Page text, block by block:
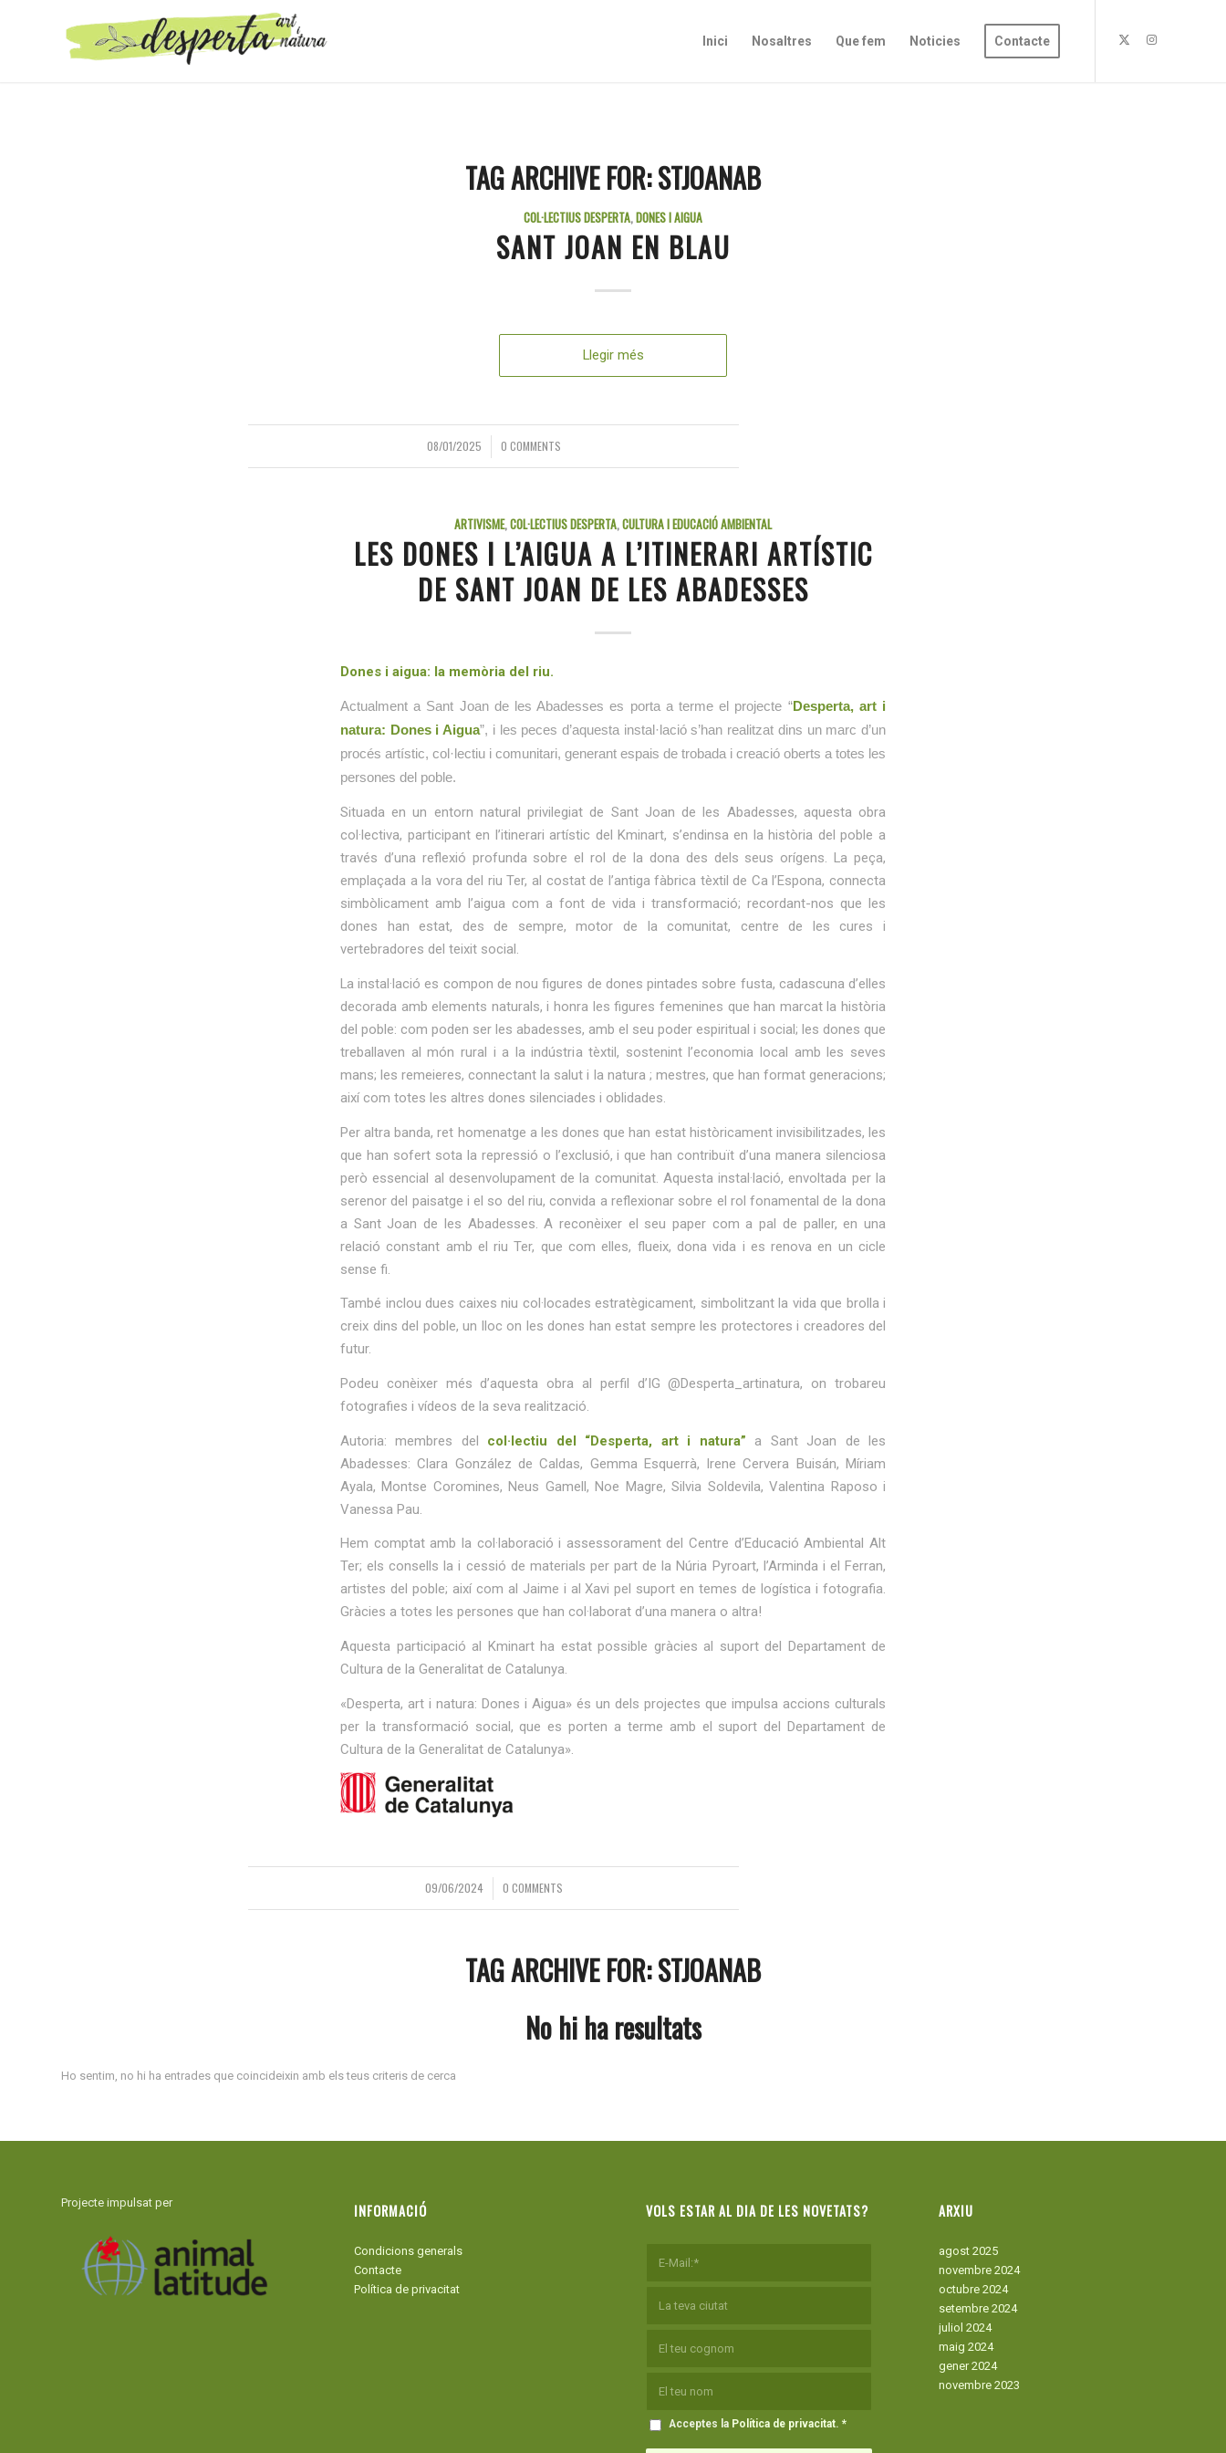
Inici Nosaltres Que fem Noticies Contacte
TAG ARCHIVE FOR:STJOANAB
COL·LECTIUS DESPERTA,DONES I AIGUA
SANT JOAN EN BLAU
Llegir més
08/01/2025
/ 0 COMMENTS
ARTIVISME,COL·LECTIUS DESPERTA,CULTURA I EDUCACIÓ AMBIENTAL
LES DONES I L’AIGUA A L’ITINERARI ARTÍSTIC
DE SANT JOAN DE LES ABADESSES
Dones i aigua: la memòria del riu.
Actualment a Sant Joan de les Abadesses es porta a terme el projecte “Desperta, art i
natura: Dones i Aigua”, i les peces d’aquesta instal·lació s’han realitzat dins un marc d’un
procés artístic, col·lectiu i comunitari, generant espais de trobada i creació oberts a totes les
persones del poble.
Situada en un entorn natural privilegiat de Sant Joan de les Abadesses, aquesta obra
col·lectiva, participant en l’itinerari artístic del Kminart, s’endinsa en la història del poble a
través d’una reflexió profunda sobre el rol de la dona des dels seus orígens. La peça,
emplaçada a la vora del riu Ter, al costat de l’antiga fàbrica tèxtil de Ca l’Espona, connecta
simbòlicament amb l’aigua com a font de vida i transformació; recordant-nos que les
dones han estat, des de sempre, motor de la comunitat, centre de les cures i
vertebradores del teixit social.
La instal·lació es compon de nou figures de dones pintades sobre fusta, cadascuna d’elles
decorada amb elements naturals, i honra les figures femenines que han marcat la història
del poble: com poden ser les abadesses, amb el seu poder espiritual i social; les dones que
treballaven al món rural i a la indústria tèxtil, sostenint l’economia local amb les seves
mans; les remeieres, connectant la salut i la natura ; mestres, que han format generacions;
així com totes les altres dones silenciades i oblidades.
Per altra banda, ret homenatge a les dones que han estat històricament invisibilitzades, les
que han sofert sota la repressió o l’exclusió, i que han contribuït d’una manera silenciosa
però essencial al desenvolupament de la comunitat. Aquesta instal·lació, envoltada per la
serenor del paisatge i el so del riu, convida a reflexionar sobre el rol fonamental de la dona
a Sant Joan de les Abadesses. A reconèixer el seu paper com a pal de paller, en una
relació constant amb el riu Ter, que com elles, flueix, dona vida i es renova en un cicle
sense fi.
També inclou dues caixes niu col·locades estratègicament, simbolitzant la vida que brolla i
creix dins del poble, un lloc on les dones han estat sempre les protectores i creadores del
futur.
Podeu conèixer més d’aquesta obra al perfil d’IG @Desperta_artinatura, on trobareu
fotografies i vídeos de la seva realització.
Autoria: membres del col·lectiu del “Desperta, art i natura” a Sant Joan de les
Abadesses: Clara González de Caldas, Gemma Esquerrà, Irene Cervera Buisán, Míriam
Ayala, Montse Coromines, Neus Gamell, Noe Magre, Silvia Soldevila, Valentina Raposo i
Vanessa Pau.
Hem comptat amb la col·laboració i assessorament del Centre d’Educació Ambiental Alt
Ter; els consells la i cessió de materials per part de la Núria Pyroart, l’Arminda i el Ferran,
artistes del poble; així com al Jaime i al Xavi pel suport en temes de logística i fotografia.
Gràcies a totes les persones que han col·laborat d’una manera o altra!
Aquesta participació al Kminart ha estat possible gràcies al suport del Departament de
Cultura de la Generalitat de Catalunya.
«Desperta, art i natura: Dones i Aigua» és un dels projectes que impulsa accions culturals
per la transformació social, que es porten a terme amb el suport del Departament de
Cultura de la Generalitat de Catalunya».
09/06/2024
/ 0 COMMENTS
TAG ARCHIVE FOR:STJOANAB
No hi ha resultats
Ho sentim, no hi ha entrades que coincideixin amb els teus criteris de cerca
Projecte impulsat per INFORMACIÓ
Condicions generals
Contacte
Política de privacitat
VOLS ESTAR AL DIA DE LES NOVETATS?
Acceptes la Política de privacitat.*
ARXIU
agost 2025
novembre 2024
octubre 2024
setembre 2024
juliol 2024
maig 2024
gener 2024
novembre 2023